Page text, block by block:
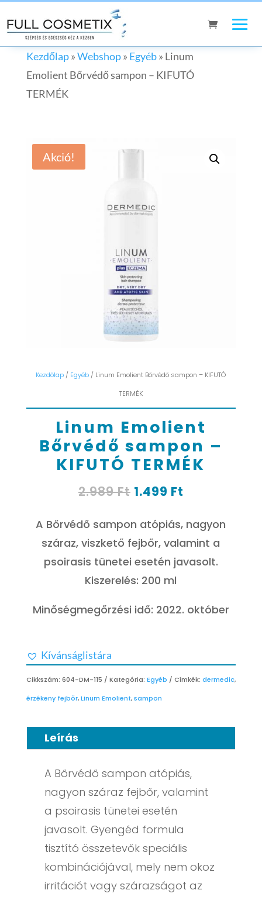
Kezdőlap»Webshop» Egyéb» Linum
Emolient Bőrvédő sampon – KIFUTÓ
TERMÉK
Akció!
Kezdőlap / Egyéb / Linum Emolient Bőrvédő sampon – KIFUTÓ
TERMÉK
Linum Emolient
Bőrvédő sampon –
KIFUTÓ TERMÉK
2.989Ft Original
was:
2.989 Ft.
1.499 Ft
1.499 Ft.
A Bőrvédő sampon atópiás, nagyon
száraz, viszkető fejbőr, valamint a
psoirasis tünetei esetén javasolt.
Kiszerelés: 200 ml
Minőségmegőrzési idő: 2022. október
Kívánságlistára
Cikkszám: 604-DM-115 Kategória: Egyéb Címkék: dermedic,
érzékeny fejbőr,Linum Emolient,sampon
Leírás
A Bőrvédő sampon atópiás,
nagyon száraz fejbőr, valamint
a psoirasis tünetei esetén
javasolt. Gyengéd formula
tisztító összetevők speciális
kombinációjával, mely nem okoz
irritációt vagy szárazságot az